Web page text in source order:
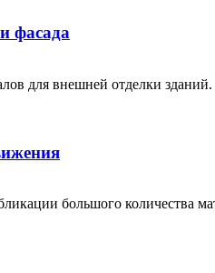
фасада
для внешней отделки зданий.
большого количества